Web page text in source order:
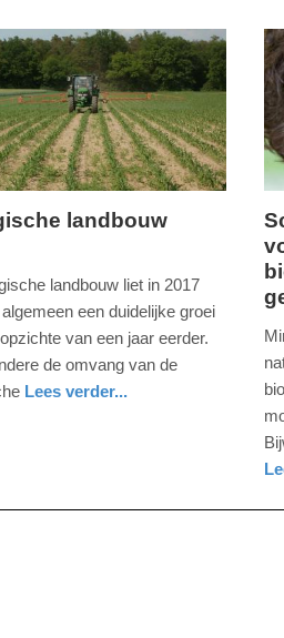
landbouw
landbouw liet in 2017
een duidelijke groei
van een jaar eerder.
de omvang van de
Lees verder...
09-